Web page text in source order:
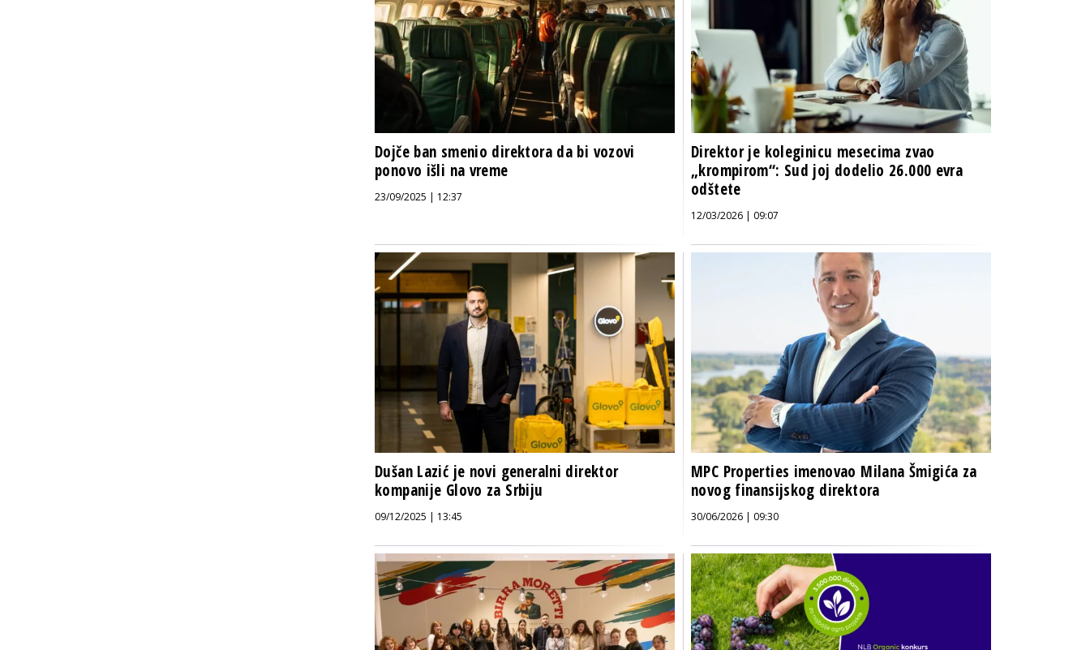
Dojče ban smenio direktora da bi vozovi
ponovo išli na vreme
23/09/2025 | 12:37
Direktor je koleginicu mesecima zvao
„krompirom“: Sud joj dodelio 26.000 evra
odštete
12/03/2026 | 09:07
Dušan Lazić je novi generalni direktor
kompanije Glovo za Srbiju
09/12/2025 | 13:45
MPC Properties imenovao Milana Šmigića za
novog finansijskog direktora
30/06/2026 | 09:30